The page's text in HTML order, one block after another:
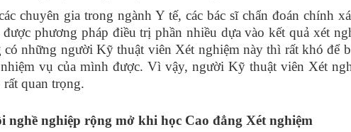
chuyên gia trong ngành Y tế, các bác sĩ chẩn đoán chính
được phương pháp điều trị phần nhiều dựa vào kết quả xét
có những người Kỹ thuật viên Xét nghiệm này thì rất khó để
vụ của mình được. Vì vậy, người Kỹ thuật viên Xét
quan trọng.
nghề nghiệp rộng mở khi học Cao đẳng Xét nghiệm